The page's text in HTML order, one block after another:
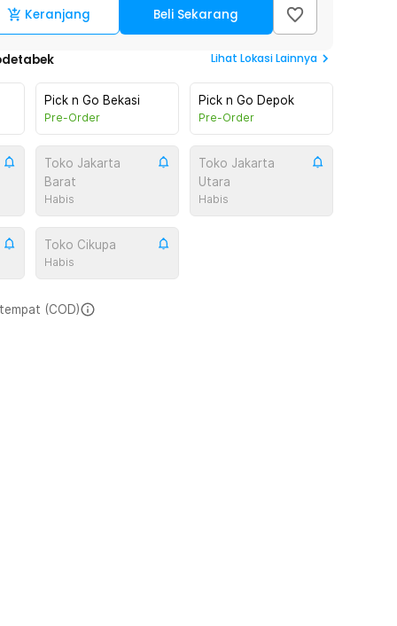
Keranjang Beli Sekarang
Lihat Lokasi Lainnya
Pick n Go Bekasi
Pre-Order
Pick n Go Depok
Pre-Order
Toko Jakarta
Barat
Habis
Toko Jakarta
Utara
Habis
Toko Cikupa
Habis
(COD)